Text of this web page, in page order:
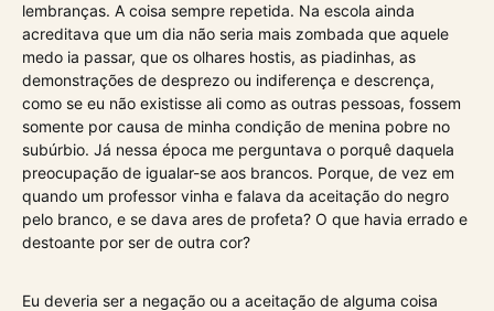
lembranças. A coisa sempre repetida. Na escola ainda
acreditava que um dia não seria mais zombada que aquele
medo ia passar, que os olhares hostis, as piadinhas, as
demonstrações de desprezo ou indiferença e descrença,
como se eu não existisse ali como as outras pessoas, fossem
somente por causa de minha condição de menina pobre no
subúrbio. Já nessa época me perguntava o porquê daquela
preocupação de igualar-se aos brancos. Porque, de vez em
quando um professor vinha e falava da aceitação do negro
pelo branco, e se dava ares de profeta? O que havia errado e
destoante por ser de outra cor?
Eu deveria ser a negação ou a aceitação de alguma coisa